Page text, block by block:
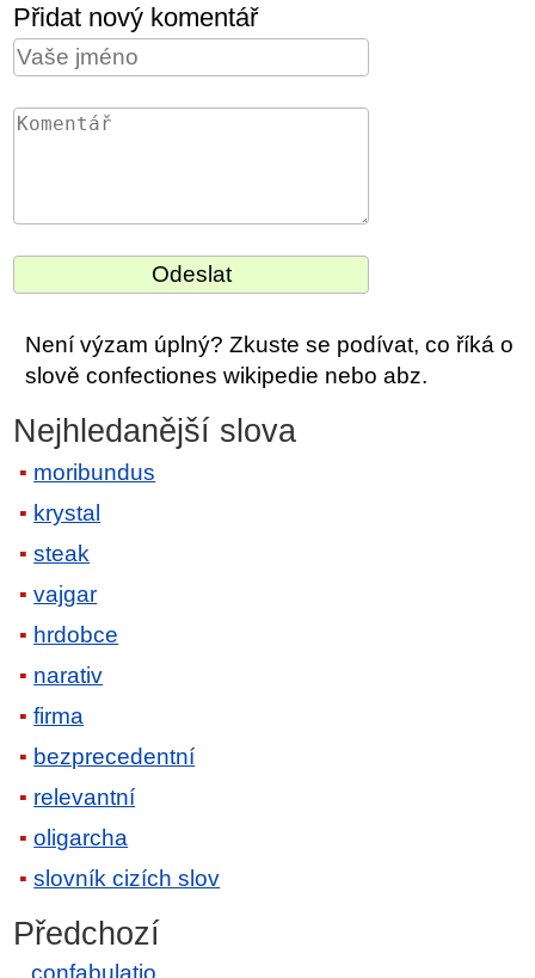
Přidat nový komentář
Není výzam úplný? Zkuste se podívat, co říká o
slově confectiones wikipedie nebo abz.
Nejhledanější slova
moribundus
krystal
steak
vajgar
hrdobce
narativ
firma
bezprecedentní
relevantní
oligarcha
slovník cizích slov
Předchozí